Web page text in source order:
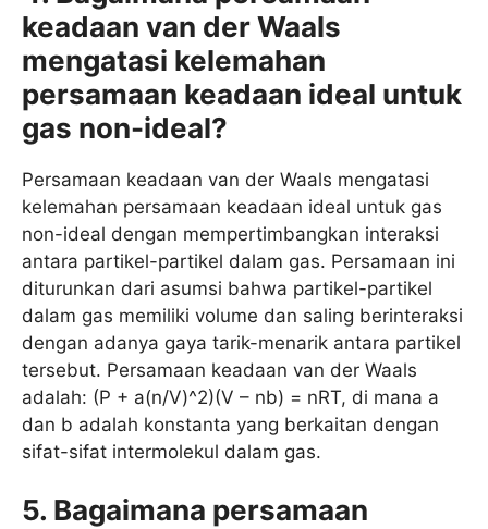
keadaan van der Waals
mengatasi kelemahan
persamaan keadaan ideal untuk
gas non-ideal?
Persamaan keadaan van der Waals mengatasi
kelemahan persamaan keadaan ideal untuk gas
non-ideal dengan mempertimbangkan interaksi
antara partikel-partikel dalam gas. Persamaan ini
diturunkan dari asumsi bahwa partikel-partikel
dalam gas memiliki volume dan saling berinteraksi
dengan adanya gaya tarik-menarik antara partikel
tersebut. Persamaan keadaan van der Waals
adalah: (P + a(n/V)^2)(V – nb) = nRT, di mana a
dan b adalah konstanta yang berkaitan dengan
sifat-sifat intermolekul dalam gas.
5. Bagaimana persamaan